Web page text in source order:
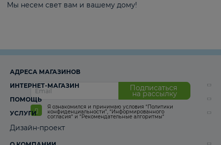
Мы несем свет вам и вашему дому!
Подписаться
на рассылку
Я ознакомился и принимаю условия “Политики
конфиденциальности”, “Информированного
согласия“ и “Рекомендательные алгоритмы“
АДРЕСА МАГАЗИНОВ
ИНТЕРНЕТ-МАГАЗИН
ПОМОЩЬ
УСЛУГИ
Дизайн-проект